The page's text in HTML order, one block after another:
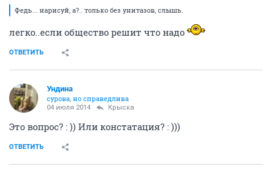
Федь... нарисуй, а?.. только без унитазов, слышь.
легко..если общество решит что надо
ОТВЕТИТЬ
Ундинa
сурова, но справедлива
04 июля 2014 Крыска
Это вопрос? : )) Или констатация? : )))
ОТВЕТИТЬ